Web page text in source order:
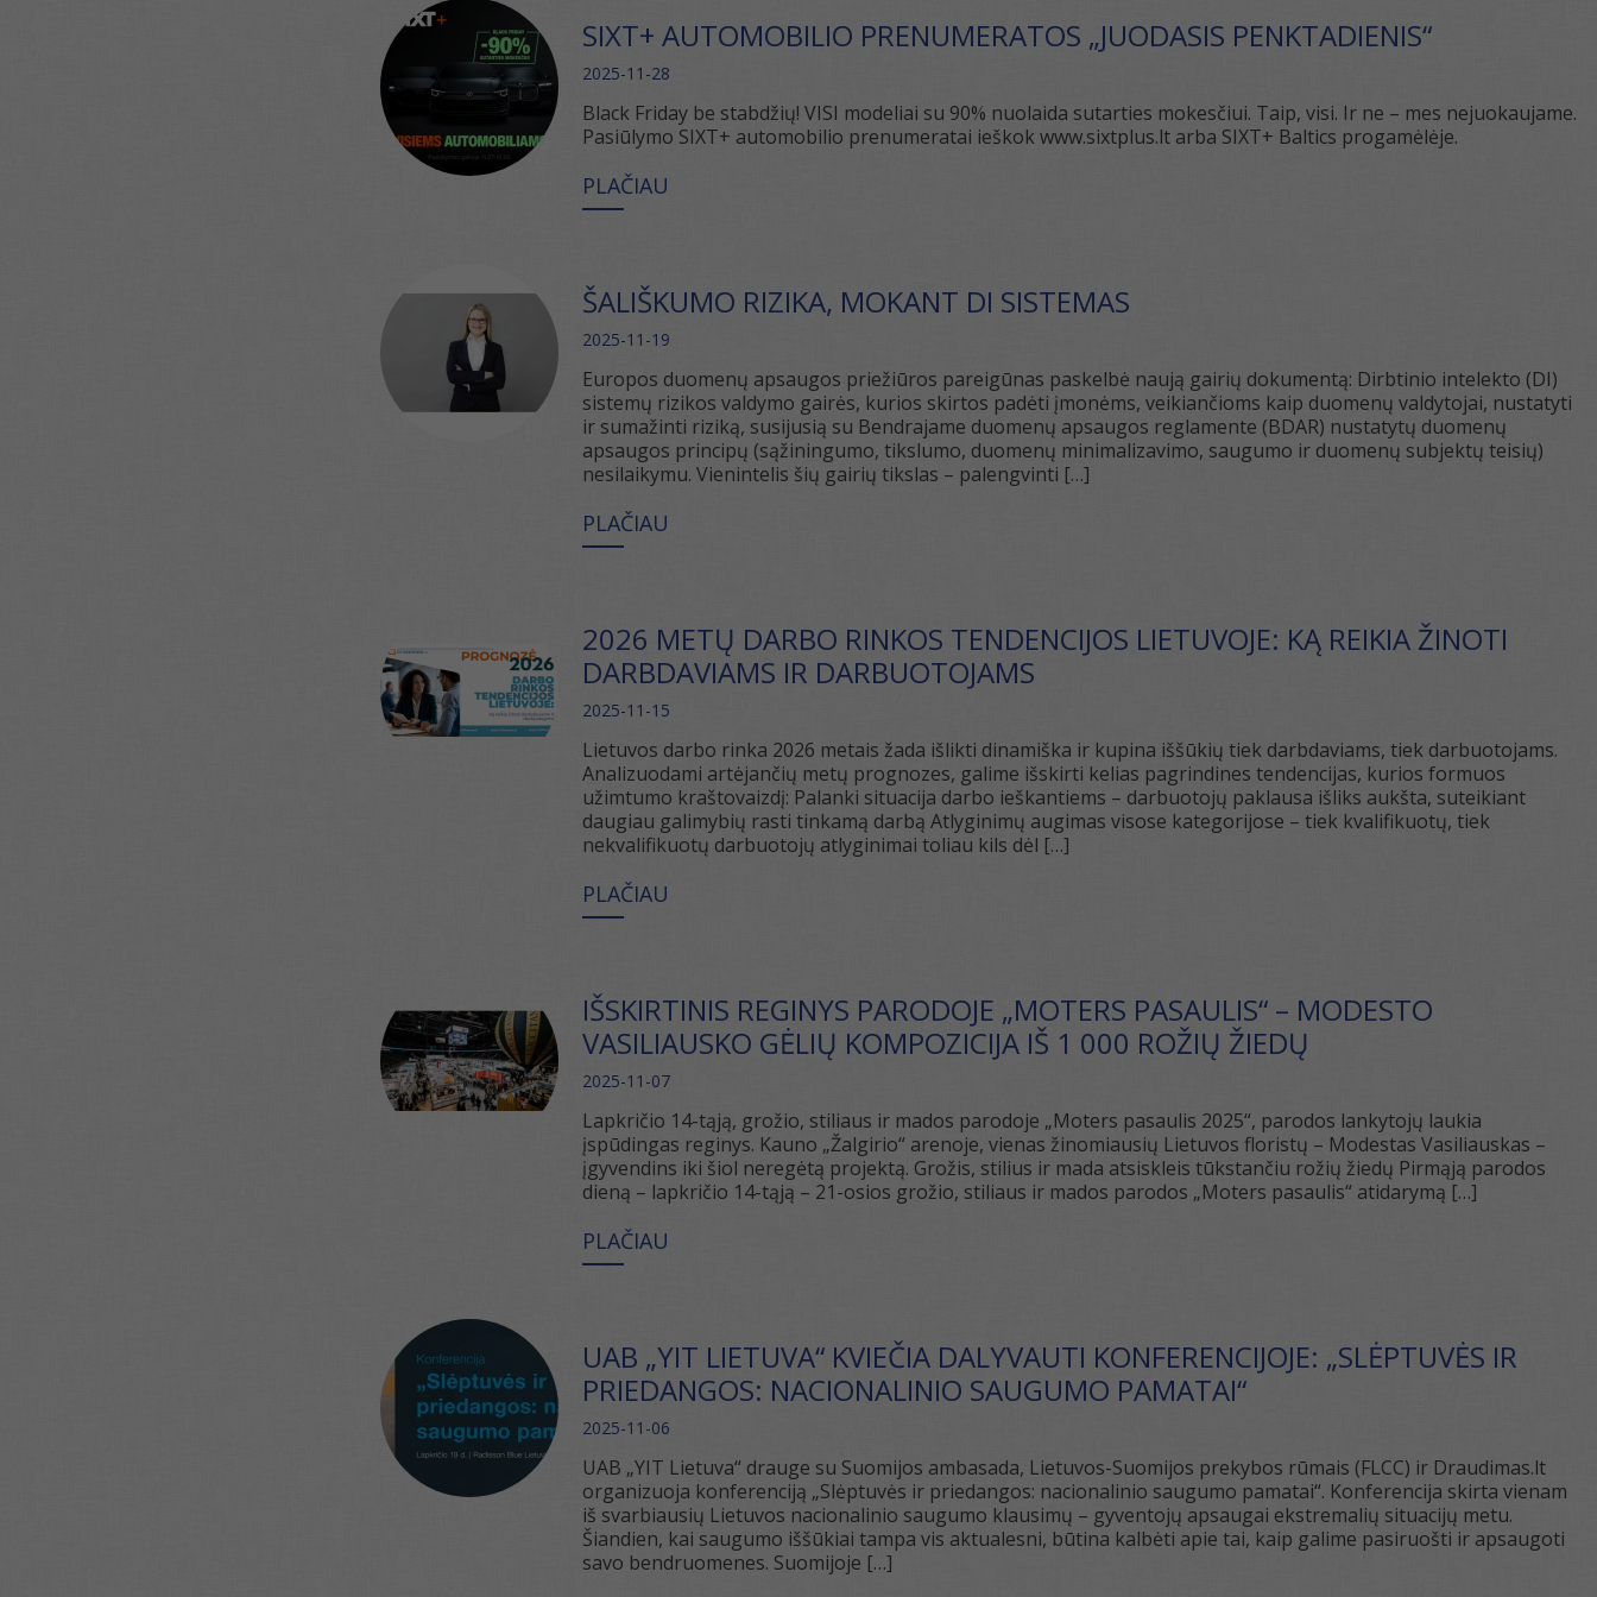
SIXT+ AUTOMOBILIO PRENUMERATOS „JUODASIS PENKTADIENIS“
2025-11-28
Black Friday be stabdžių! VISI modeliai su 90% nuolaida sutarties mokesčiui. Taip, visi. Ir ne – mes nejuokaujame.
Pasiūlymo SIXT+ automobilio prenumeratai ieškok www.sixtplus.lt arba SIXT+ Baltics progamėlėje.
PLAČIAU
ŠALIŠKUMO RIZIKA, MOKANT DI SISTEMAS
2025-11-19
Europos duomenų apsaugos priežiūros pareigūnas paskelbė naują gairių dokumentą: Dirbtinio intelekto (DI)
sistemų rizikos valdymo gairės, kurios skirtos padėti įmonėms, veikiančioms kaip duomenų valdytojai, nustatyti
ir sumažinti riziką, susijusią su Bendrajame duomenų apsaugos reglamente (BDAR) nustatytų duomenų
apsaugos principų (sąžiningumo, tikslumo, duomenų minimalizavimo, saugumo ir duomenų subjektų teisių)
nesilaikymu. Vienintelis šių gairių tikslas – palengvinti […]
PLAČIAU
2026 METŲ DARBO RINKOS TENDENCIJOS LIETUVOJE: KĄ REIKIA ŽINOTI
DARBDAVIAMS IR DARBUOTOJAMS
2025-11-15
Lietuvos darbo rinka 2026 metais žada išlikti dinamiška ir kupina iššūkių tiek darbdaviams, tiek darbuotojams.
Analizuodami artėjančių metų prognozes, galime išskirti kelias pagrindines tendencijas, kurios formuos
užimtumo kraštovaizdį: Palanki situacija darbo ieškantiems – darbuotojų paklausa išliks aukšta, suteikiant
daugiau galimybių rasti tinkamą darbą Atlyginimų augimas visose kategorijose – tiek kvalifikuotų, tiek
nekvalifikuotų darbuotojų atlyginimai toliau kils dėl […]
PLAČIAU
IŠSKIRTINIS REGINYS PARODOJE „MOTERS PASAULIS“ – MODESTO
VASILIAUSKO GĖLIŲ KOMPOZICIJA IŠ 1 000 ROŽIŲ ŽIEDŲ
2025-11-07
Lapkričio 14-tąją, grožio, stiliaus ir mados parodoje „Moters pasaulis 2025“, parodos lankytojų laukia
įspūdingas reginys. Kauno „Žalgirio“ arenoje, vienas žinomiausių Lietuvos floristų – Modestas Vasiliauskas –
įgyvendins iki šiol neregėtą projektą. Grožis, stilius ir mada atsiskleis tūkstančiu rožių žiedų Pirmąją parodos
dieną – lapkričio 14-tąją – 21-osios grožio, stiliaus ir mados parodos „Moters pasaulis“ atidarymą […]
PLAČIAU
UAB „YIT LIETUVA“ KVIEČIA DALYVAUTI KONFERENCIJOJE: „SLĖPTUVĖS IR
PRIEDANGOS: NACIONALINIO SAUGUMO PAMATAI“
2025-11-06
UAB „YIT Lietuva“ drauge su Suomijos ambasada, Lietuvos-Suomijos prekybos rūmais (FLCC) ir Draudimas.lt
organizuoja konferenciją „Slėptuvės ir priedangos: nacionalinio saugumo pamatai“. Konferencija skirta vienam
iš svarbiausių Lietuvos nacionalinio saugumo klausimų – gyventojų apsaugai ekstremalių situacijų metu.
Šiandien, kai saugumo iššūkiai tampa vis aktualesni, būtina kalbėti apie tai, kaip galime pasiruošti ir apsaugoti
savo bendruomenes. Suomijoje […]